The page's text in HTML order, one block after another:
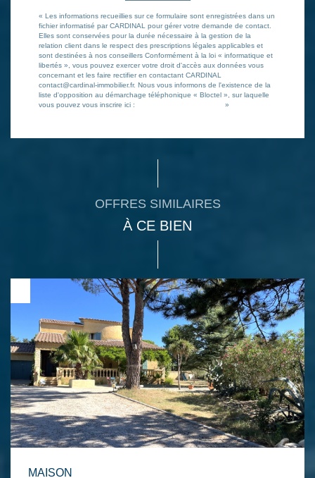
« Les informations recueillies sur ce formulaire sont enregistrées dans un
fichier informatisé par CARDINAL pour gérer votre demande de contact.
Elles sont conservées pour la durée nécessaire à la gestion de la
relation client dans le respect des prescriptions légales applicables et
sont destinées à nos conseillers Conformément à la loi « informatique et
libertés », vous pouvez exercer votre droit d'accès aux données vous
concernant et les faire rectifier en contactant CARDINAL
contact@cardinal-immobilier.fr. Nous vous informons de l'existence de la
liste d'opposition au démarchage téléphonique « Bloctel », sur laquelle
vous pouvez vous inscrire ici :
»
OFFRES SIMILAIRES
À CE BIEN
MAISON